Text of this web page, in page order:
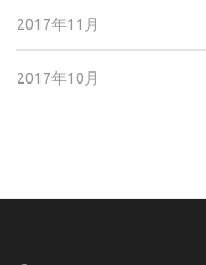
2017年11月
2017年10月